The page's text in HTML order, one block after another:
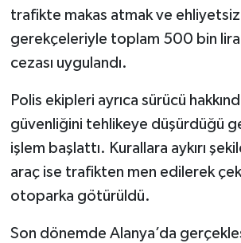
trafikte makas atmak ve ehliyetsiz
gerekçeleriyle toplam 500 bin
cezası uygulandı.
Polis ekipleri ayrıca sürücü
güvenliğini tehlikeye düşürdüğü
işlem başlattı. Kurallara aykırı
araç ise trafikten men edilerek
otoparka götürüldü.
Son dönemde Alanya’da